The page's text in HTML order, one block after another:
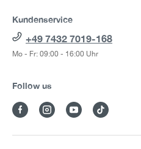
Kundenservice
+49 7432 7019-168
Mo - Fr: 09:00 - 16:00 Uhr
Follow us